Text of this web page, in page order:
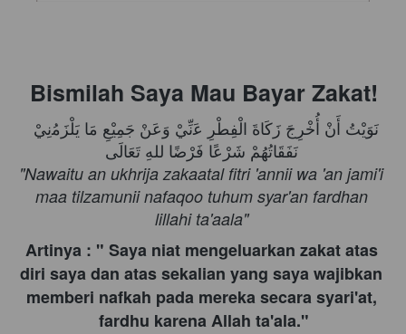
Bismilah Saya Mau Bayar Zakat!
ﻧَﻔَﻘَﺎﺗُﻬُﻢْ ﺷَﺮْﻋًﺎ ﻓَﺮْﺿًﺎ ﻟﻠﻪِ ﺗَﻌَﺎﻟَﻰ
"Nawaitu an ukhrija zakaatal fitri 'annii wa 'an jami'i
maa tilzamunii nafaqoo tuhum syar'an fardhan
lillahi ta'aala"
Artinya : " Saya niat mengeluarkan zakat atas
diri saya dan atas sekalian yang saya wajibkan
memberi nafkah pada mereka secara syari'at,
fardhu karena Allah ta'ala."